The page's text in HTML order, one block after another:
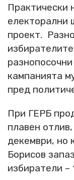
Практически
електорални
проект.
кампанията
пред
При ГЕРБ
плавен
декември, но
Борисов
избиратели –